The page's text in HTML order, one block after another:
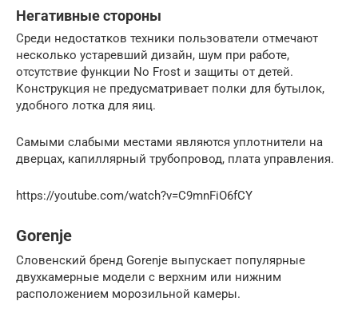
Негативные стороны
Среди недостатков техники пользователи отмечают
несколько устаревший дизайн, шум при работе,
отсутствие функции No Frost и защиты от детей.
Конструкция не предусматривает полки для бутылок,
удобного лотка для яиц.
Самыми слабыми местами являются уплотнители на
дверцах, капиллярный трубопровод, плата управления.
https://youtube.com/watch?v=C9mnFiO6fCY
Gorenje
Словенский бренд Gorenje выпускает популярные
двухкамерные модели с верхним или нижним
расположением морозильной камеры.